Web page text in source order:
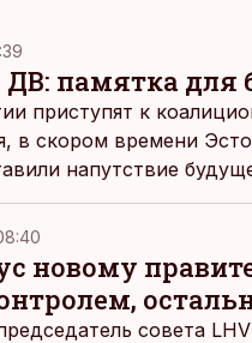
ДВ: памятка
приступят к
в скором времени
напутствие
новому
совета